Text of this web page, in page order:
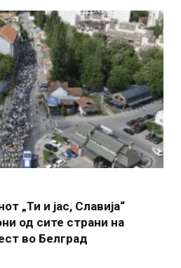
„Ти и јас, Славија“
од сите страни на
во Белград